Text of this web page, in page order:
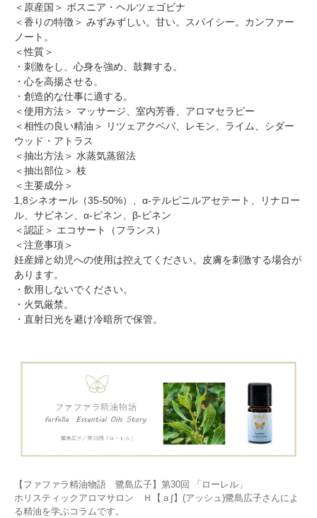
＜原産国＞ ボスニア・ヘルツェゴビナ
＜香りの特徴＞ みずみずしい。甘い。スパイシー。カンファー
ノート。
＜性質＞
・刺激をし、心身を強め、鼓舞する。
・心を高揚させる。
・創造的な仕事に適する。
＜使用方法＞ マッサージ、室内芳香、アロマセラピー
＜相性の良い精油＞ リツェアクベバ、レモン、ライム、シダー
ウッド・アトラス
＜抽出方法＞ 水蒸気蒸留法
＜抽出部位＞ 枝
＜主要成分＞
1,8シネオール（35-50%）、α-テルピニルアセテート、リナロー
ル、サビネン、α-ピネン、β-ピネン
＜認証＞ エコサート（フランス）
＜注意事項＞
妊産婦と幼児への使用は控えてください。皮膚を刺激する場合が
あります。
・飲用しないでください。
・火気厳禁。
・直射日光を避け冷暗所で保管。
【ファファラ精油物語 鷺島広子】第30回 「ローレル」
ホリスティックアロマサロン Ｈ【ａ∫】(アッシュ)鷺島広子さんによ
る精油を学ぶコラムです。